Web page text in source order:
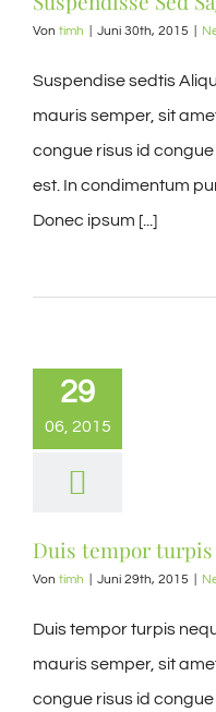
Von timh Juni 30th, 2015
Suspendise sedtis
mauris semper, sit
congue risus id
est. In condimentum
Donec ipsum [...]
29
06, 2015
Duis tempor turpis
Von timh Juni 29th, 2015
Duis tempor turpis
mauris semper, sit
congue risus id